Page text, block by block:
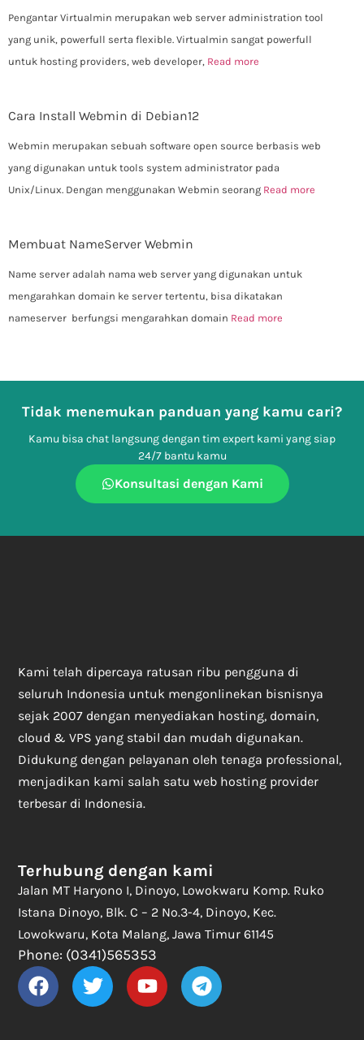
Pengantar Virtualmin merupakan web server administration tool
yang unik, powerfull serta flexible. Virtualmin sangat powerfull
untuk hosting providers, web developer, Read more
Cara Install Webmin di Debian12
Webmin merupakan sebuah software open source berbasis web
yang digunakan untuk tools system administrator pada
Unix/Linux. Dengan menggunakan Webmin seorang Read more
Membuat NameServer Webmin
Name server adalah nama web server yang digunakan untuk
mengarahkan domain ke server tertentu, bisa dikatakan
nameserver berfungsi mengarahkan domain Read more
Tidak menemukan panduan yang kamu cari?
Kamu bisa chat langsung dengan tim expert kami yang siap
24/7 bantu kamu
Konsultasi dengan Kami
Kami telah dipercaya ratusan ribu pengguna di
seluruh Indonesia untuk mengonlinekan bisnisnya
sejak 2007 dengan menyediakan hosting, domain,
cloud & VPS yang stabil dan mudah digunakan.
Didukung dengan pelayanan oleh tenaga professional,
menjadikan kami salah satu web hosting provider
terbesar di Indonesia.
Terhubung dengan kami
Jalan MT Haryono I, Dinoyo, Lowokwaru Komp. Ruko
Istana Dinoyo, Blk. C – 2 No.3-4, Dinoyo, Kec.
Lowokwaru, Kota Malang, Jawa Timur 61145
Phone: (0341)565353